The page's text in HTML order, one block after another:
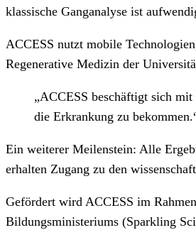
klassische Ganganalyse ist
ACCESS nutzt mobile
Regenerative Medizin der
„ACCESS beschäftigt sich
die Erkrankung zu
Ein weiterer Meilenstein: Alle
erhalten Zugang zu den
Gefördert wird ACCESS im
Bildungsministeriums (Sparkling